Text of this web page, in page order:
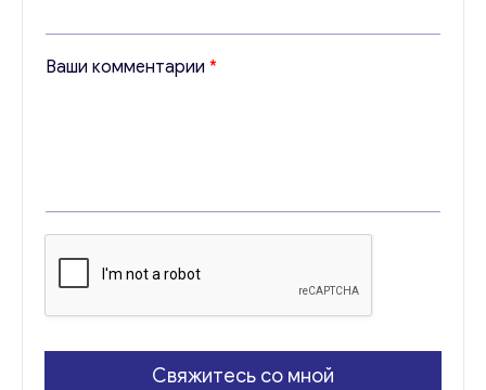
а
и
р
Ваши комментарии *
Свяжитесь со мной